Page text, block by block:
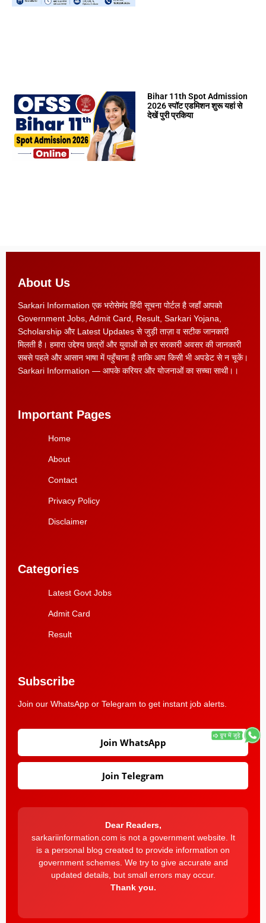
Bihar 11th Spot Admission
2026 स्पॉट एडमिशन शुरू यहां से
देखें पुरी प्रकिया
About Us
Sarkari Information एक भरोसेमंद हिंदी सूचना पोर्टल है जहाँ आपको
Government Jobs, Admit Card, Result, Sarkari Yojana,
Scholarship और Latest Updates से जुड़ी ताज़ा व सटीक जानकारी
मिलती है। हमारा उद्देश्य छात्रों और युवाओं को हर सरकारी अवसर की जानकारी
सबसे पहले और आसान भाषा में पहुँचाना है ताकि आप किसी भी अपडेट से न चूकें।
Sarkari Information — आपके करियर और योजनाओं का सच्चा साथी।।
Important Pages
Home
About
Contact
Privacy Policy
Disclaimer
Categories
Latest Govt Jobs
Admit Card
Result
Subscribe
Join our WhatsApp or Telegram to get instant job alerts.
Join WhatsApp
Join Telegram
Dear Readers,
sarkariinformation.com is not a government website. It
is a personal blog created to provide information on
government schemes. We try to give accurate and
updated details, but small errors may occur.
Thank you.